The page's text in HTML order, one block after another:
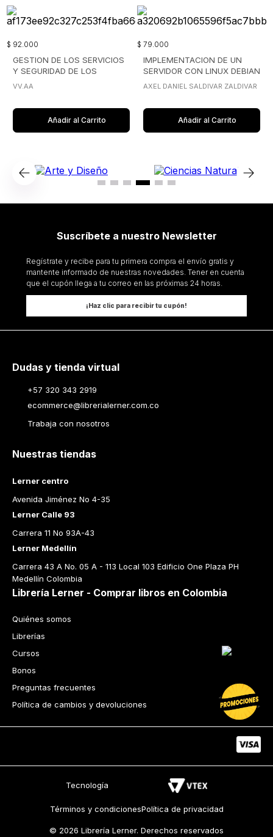
$ 92.000
GESTION DE LOS SERVICIOS
Y SEGURIDAD DE LOS
SISTEMAS INFORMATICOS
VV.AA
Añadir al Carrito
$ 79.000
IMPLEMENTACION DE UN
SERVIDOR CON LINUX DEBIAN
AXEL DANIEL SALDIVAR ZALDIVAR
Añadir al Carrito
Suscríbete a nuestro Newsletter
Regístrate y recibe para tu primera compra el envío gratis y
mantente informado de nuestras novedades. Tener en cuenta
que el cupón llega a tu correo en las próximas 24 horas.
¡Haz clic para recibir tu cupón!
Dudas y tienda virtual
+57 320 343 2919
ecommerce@librerialerner.com.co
Trabaja con nosotros
Nuestras tiendas
Lerner centro
Avenida Jiménez No 4-35
Lerner Calle 93
Carrera 11 No 93A-43
Lerner Medellín
Carrera 43 A No. 05 A - 113 Local 103 Edificio One Plaza PH
Medellín Colombia
Librería Lerner - Comprar libros en Colombia
Quiénes somos
Librerías
Cursos
Bonos
Preguntas frecuentes
Política de cambios y devoluciones
Tecnología
Términos y condicionesPolítica de privacidad
© 2026 Librería Lerner. Derechos reservados